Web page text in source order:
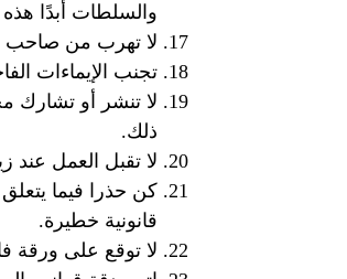
والسلطات أبدًا هذه
لا تهرب من صاحب
تجنب الإيماءات
لا تنشر أو تشارك
ذلك.
لا تقبل العمل عند
كن حذرا فيما
قانونية خطيرة.
لا توقع على ورقة